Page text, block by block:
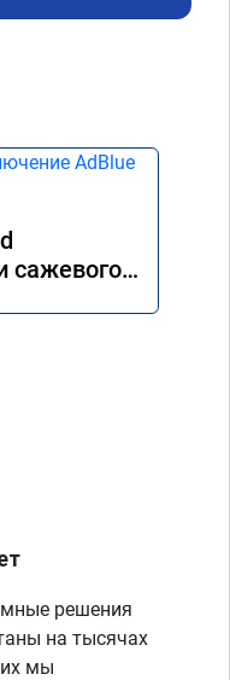
сажевого
решения
на тысячах
мы